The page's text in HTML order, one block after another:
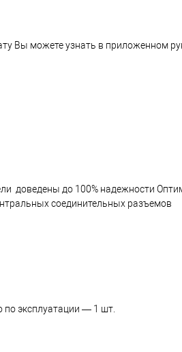
Вы можете узнать в приложенном
доведены до 100% надежности
соединительных разъемов
по эксплуатации — 1 шт.